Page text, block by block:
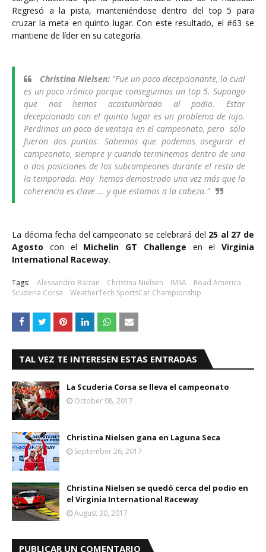
Regresó a la pista, manteniéndose dentro del top 5 para
cruzar la meta en quinto lugar. Con este resultado, el #63 se
mantiene de líder en su categoría.
Christina Nielsen: "Fue un poco decepcionante, lo cual
es un poco irónico porque conseguimos un top 5. Supongo
que nos hemos acostumbrado al podio. Estar
decepcionado con el quinto lugar es un problema de lujo.
Perdimos un poco de ventaja en el campeonato, pero sólo
fueron dos puntos. Sabemos que podemos asegurar el
campeonato, siempre y cuando terminemos dentro de una
o dos posiciones de los subcampeones durante el resto de
la temporada. Hoy hemos demostrado una vez más que la
coherencia es clave ... y que estamos a la cabeza."
La décima fecha del campeonato se celebrará del 25 al 27 de
Agosto con el Michelin GT Challenge en el Virginia
International Raceway.
Tags: Alessandro Balzan Christina Nielsen IMSA
Road America
Scuderia Corsa
WeatherTech SportsCar Championship
TAL VEZ TE INTERESEN ESTAS ENTRADAS
La Scuderia Corsa se lleva el campeonato
October 08, 2017
Christina Nielsen gana en Laguna Seca
September 26, 2017
Christina Nielsen se quedó cerca del podio en
el Virginia International Raceway
August 30, 2017
PUBLICAR UN COMENTARIO